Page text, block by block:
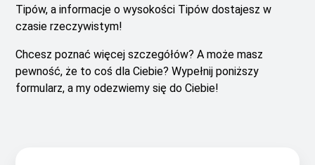
Tipów, a informacje o wysokości Tipów dostajesz w
czasie rzeczywistym!
Chcesz poznać więcej szczegółów? A może masz
pewność, że to coś dla Ciebie? Wypełnij poniższy
formularz, a my odezwiemy się do Ciebie!